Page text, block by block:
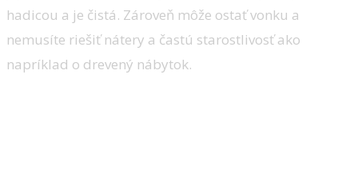
hadicou a je čistá. Zároveň môže ostať vonku a
nemusíte riešiť nátery a častú starostlivosť ako
napríklad o drevený nábytok.